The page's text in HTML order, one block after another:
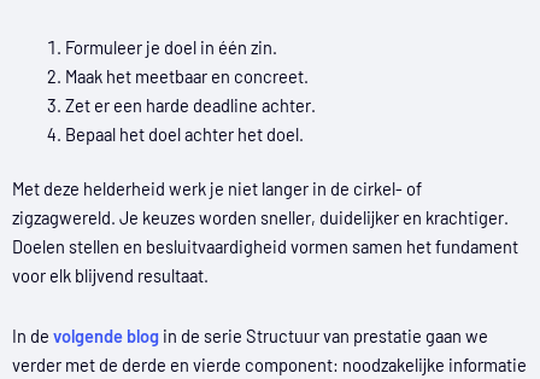
Formuleer je doel in één zin.
Maak het meetbaar en concreet.
Zet er een harde deadline achter.
Bepaal het doel achter het doel.
Met deze helderheid werk je niet langer in de cirkel- of
zigzagwereld. Je keuzes worden sneller, duidelijker en krachtiger.
Doelen stellen en besluitvaardigheid vormen samen het fundament
voor elk blijvend resultaat.
In de volgende blog in de serie Structuur van prestatie gaan we
verder met de derde en vierde component: noodzakelijke informatie